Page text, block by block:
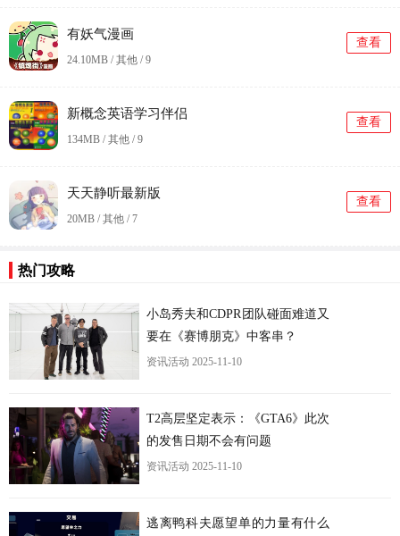
有妖气漫画
24.10MB / 其他 /9
查看
新概念英语学习伴侣
134MB / 其他 /9
查看
天天静听最新版
20MB / 其他 /7
查看
热门攻略
小岛秀夫和CDPR团队碰面难道又
要在《赛博朋克》中客串？
资讯活动 2025-11-10
T2高层坚定表示：《GTA6》此次
的发售日期不会有问题
资讯活动 2025-11-10
逃离鸭科夫愿望单的力量有什么